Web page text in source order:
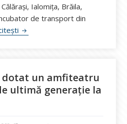
Ialomița, Brăila,
de transport din
OMV Petrom a dotat SMURD
dotat un amfiteatru
ultimă generație la